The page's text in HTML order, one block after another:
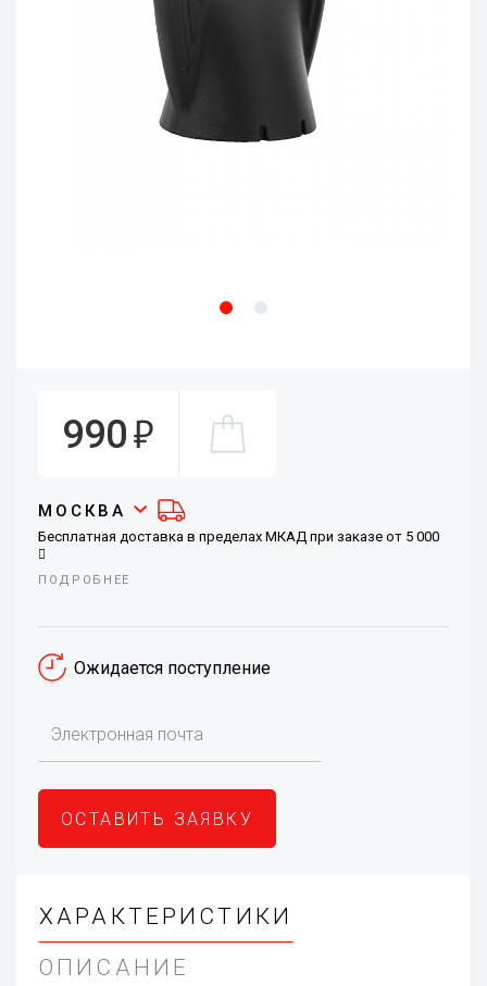
990₽
МОСКВА
Бесплатная доставка в пределах МКАД при заказе от 5 000
При заказе менее 5 000
В районы Москвы за МКАД бесплатно от 10 000 , иначе –
Самовывоз – бесплатно, при заказе от 5 000
ПОДРОБНЕЕ
Ожидается поступление
ОСТАВИТЬ ЗАЯВКУ
ХАРАКТЕРИСТИКИ
ОПИСАНИЕ